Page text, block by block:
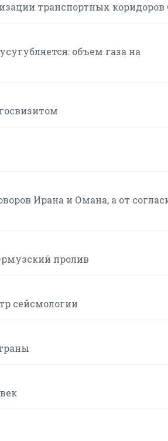
транспортных
объем газа на
Ирана и Омана, а от
пролив
сейсмологии